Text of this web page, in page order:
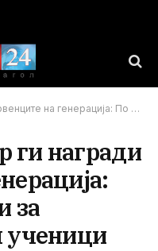
20.000 денари за најдобрите осум ученици
ги награди
за
ученици